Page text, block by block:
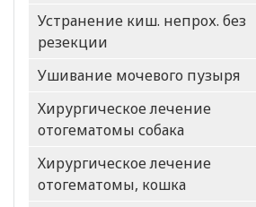
Устранение киш. непрох. без
резекции
Ушивание мочевого пузыря
Хирургическое лечение
отогематомы собака
Хирургическое лечение
отогематомы, кошка